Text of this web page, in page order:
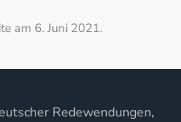
am 6. Juni 2021.
Redewendungen,